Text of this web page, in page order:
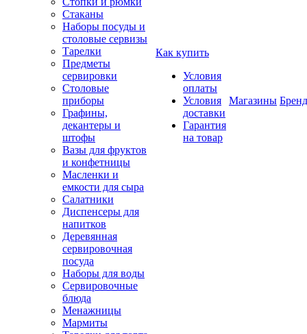
Стаканы
Наборы посуды и
столовые сервизы
Тарелки
Предметы
сервировки
Столовые
приборы
Графины,
декантеры и
штофы
Вазы для фруктов
и конфетницы
Масленки и
емкости для сыра
Салатники
Диспенсеры для
напитков
Деревянная
сервировочная
посуда
Наборы для воды
Сервировочные
блюда
Менажницы
Мармиты
Как купить
Условия
оплаты
Условия
доставки
Гарантия
на товар
Магазины